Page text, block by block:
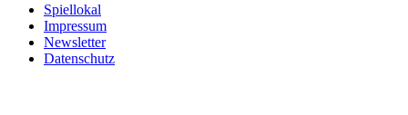
Spiellokal
Impressum
Newsletter
Datenschutz